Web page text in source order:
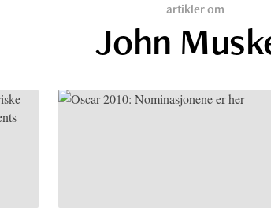
artikler om
John